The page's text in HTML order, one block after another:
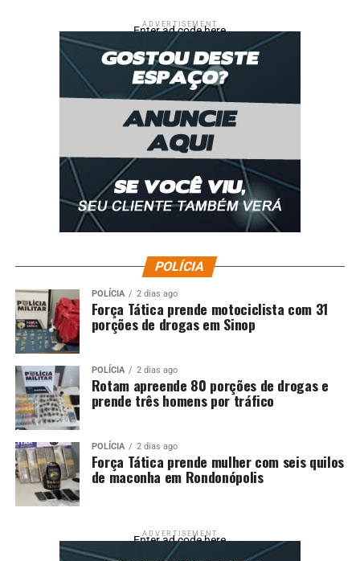
ADVERTISEMENT
Enter ad code here
POLÍCIA
POLÍCIA 2 dias ago
Força Tática prende motociclista com 31
porções de drogas em Sinop
POLÍCIA 2 dias ago
Rotam apreende 80 porções de drogas e
prende três homens por tráfico
POLÍCIA 2 dias ago
Força Tática prende mulher com seis quilos
de maconha em Rondonópolis
ADVERTISEMENT
Enter ad code here